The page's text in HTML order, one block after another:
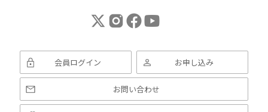
会員ログイン お申し込み
お問い合わせ